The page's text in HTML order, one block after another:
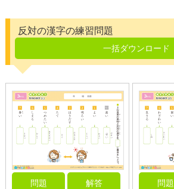
反対の漢字の練習問題
一括ダウンロード
問題 解答 問題